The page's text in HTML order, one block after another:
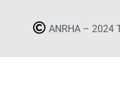
ANRHA – 2024